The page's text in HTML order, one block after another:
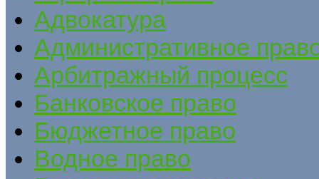
Адвокатура
Административное
Арбитражный процесс
Банковское право
Бюджетное право
Водное право